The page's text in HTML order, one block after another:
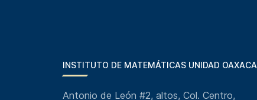
INSTITUTO DE MATEMÁTICAS UNIDAD OAXACA
Antonio de León #2, altos, Col. Centro,